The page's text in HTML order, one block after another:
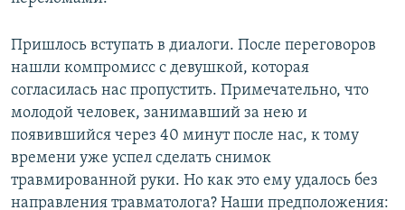
Пришлось вступать в диалоги. После переговоров
нашли компромисс с девушкой, которая
согласилась нас пропустить. Примечательно, что
молодой человек, занимавший за нею и
появившийся через 40 минут после нас, к тому
времени уже успел сделать снимок
травмированной руки. Но как это ему удалось без
направления травматолога? Наши предположения: